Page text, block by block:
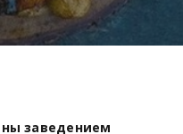
заведением